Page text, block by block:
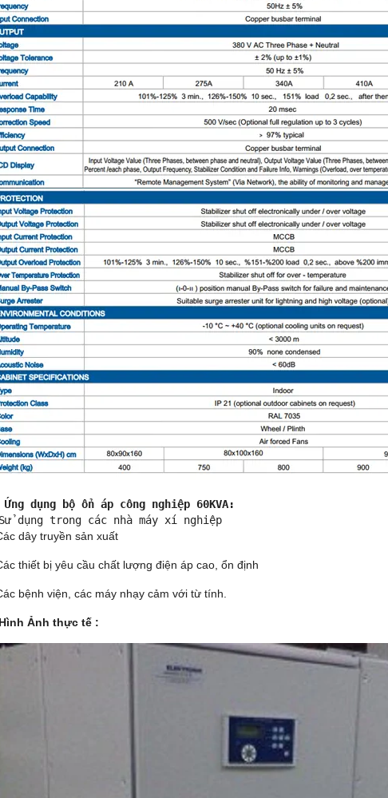
dụng bộ ổn áp công nghiệp 60KVA:
dụng trong các nhà máy xí nghiệp
dây truyền sản xuất
thiết bị yêu cầu chất lượng điện áp cao, ổn định
bệnh viện, các máy nhạy cảm với từ tính.
Ảnh thực tế :